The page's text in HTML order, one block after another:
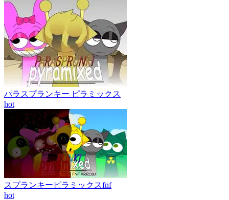
パラスプランキー ピラミックス
hot
スプランキーピラミックスfnf
hot